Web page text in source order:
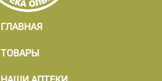
ГЛАВНАЯ
ТОВАРЫ